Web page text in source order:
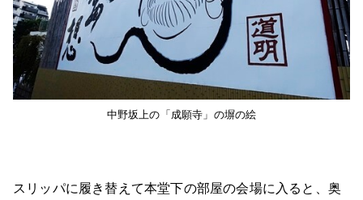
中野坂上の「成願寺」の塀の絵
スリッパに履き替えて本堂下の部屋の会場に入ると、奥